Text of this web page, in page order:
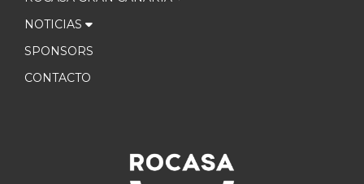
NOTICIAS
SPONSORS
CONTACTO